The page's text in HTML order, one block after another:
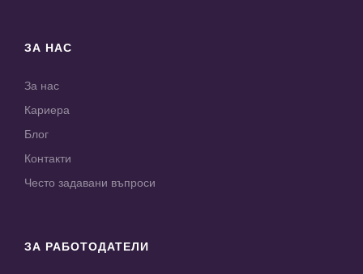
ЗА НАС
За нас
Кариера
Блог
Контакти
Често задавани въпроси
ЗА РАБОТОДАТЕЛИ